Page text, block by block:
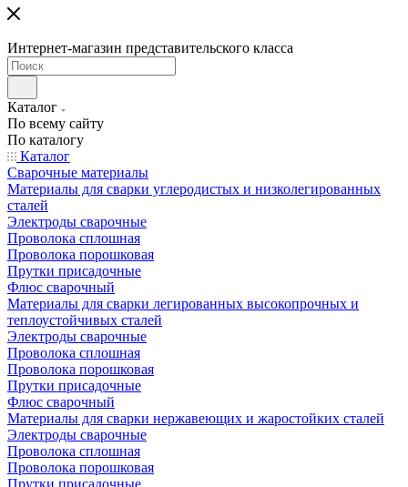
Интернет-магазин представительского класса
Каталог
По всему сайту
По каталогу
Каталог
Сварочные материалы
Материалы для сварки углеродистых и низколегированных
сталей
Электроды сварочные
Проволока сплошная
Проволока порошковая
Прутки присадочные
Флюс сварочный
Материалы для сварки легированных высокопрочных и
теплоустойчивых сталей
Электроды сварочные
Проволока сплошная
Проволока порошковая
Прутки присадочные
Флюс сварочный
Материалы для сварки нержавеющих и жаростойких сталей
Электроды сварочные
Проволока сплошная
Проволока порошковая
Прутки присадочные